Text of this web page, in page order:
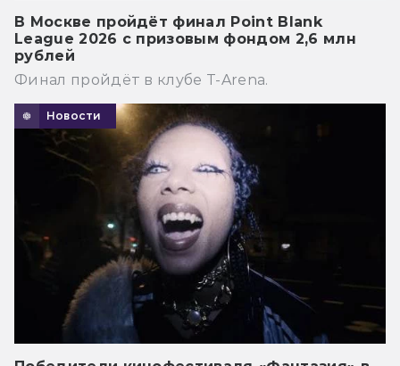
В Москве пройдёт финал Point Blank
League 2026 с призовым фондом 2,6 млн
рублей
Финал пройдёт в клубе T-Arena.
Новости